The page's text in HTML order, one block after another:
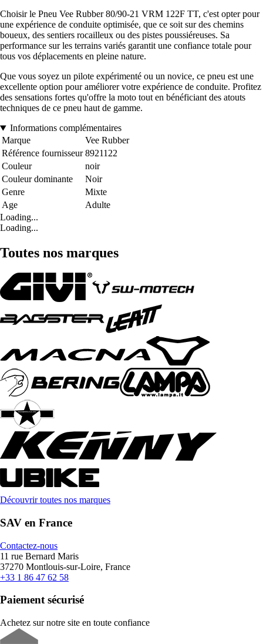
Choisir le Pneu Vee Rubber 80/90-21 VRM 122F TT, c'est opter pour
une expérience de conduite optimisée, que ce soit sur des chemins
boueux, des sentiers rocailleux ou des pistes poussiéreuses. Sa
performance sur les terrains variés garantit une confiance totale pour
tous vos déplacements en pleine nature.
Que vous soyez un pilote expérimenté ou un novice, ce pneu est une
excellente option pour améliorer votre expérience de conduite. Profitez
des sensations fortes qu'offre la moto tout en bénéficiant des atouts
techniques de ce pneu haut de gamme.
Informations complémentaires
Marque
Vee Rubber
Référence fournisseur 8921122
Couleur
noir
Couleur dominante
Noir
Genre
Mixte
Age
Adulte
Loading...
Loading...
Toutes nos marques
Découvrir toutes nos marques
SAV en France
Contactez-nous
11 rue Bernard Maris
37270 Montlouis-sur-Loire, France
+33 1 86 47 62 58
Paiement sécurisé
Achetez sur notre site en toute confiance